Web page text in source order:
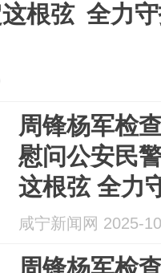
根弦 全力
周锋杨军检
慰问公安民
这根弦 全力
安全
咸宁新闻网 2025-